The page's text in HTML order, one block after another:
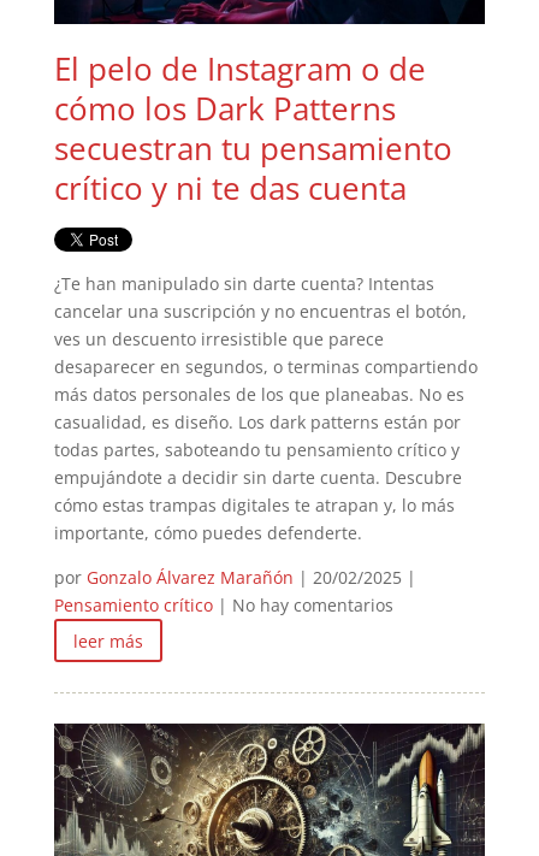
El pelo de Instagram o de
cómo los Dark Patterns
secuestran tu pensamiento
crítico y ni te das cuenta
¿Te han manipulado sin darte cuenta? Intentas
cancelar una suscripción y no encuentras el botón,
ves un descuento irresistible que parece
desaparecer en segundos, o terminas compartiendo
más datos personales de los que planeabas. No es
casualidad, es diseño. Los dark patterns están por
todas partes, saboteando tu pensamiento crítico y
empujándote a decidir sin darte cuenta. Descubre
cómo estas trampas digitales te atrapan y, lo más
importante, cómo puedes defenderte.
por Gonzalo Álvarez Marañón | 20/02/2025|
Pensamiento crítico| No hay comentarios
leer más